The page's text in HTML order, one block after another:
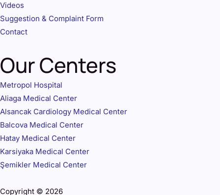
Videos
Suggestion & Complaint Form
Contact
Our Centers
Metropol Hospital
Aliaga Medical Center
Alsancak Cardiology Medical Center
Balcova Medical Center
Hatay Medical Center
Karsiyaka Medical Center
Şemikler Medical Center
Copyright © 2026